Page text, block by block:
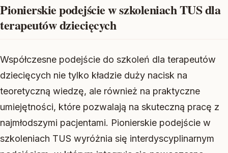
Pionierskie podejście w szkoleniach TUS dla
terapeutów dziecięcych
Współczesne podejście do szkoleń dla terapeutów
dziecięcych nie tylko kładzie duży nacisk na
teoretyczną wiedzę, ale również na praktyczne
umiejętności, które pozwalają na skuteczną pracę z
najmłodszymi pacjentami. Pionierskie podejście w
szkoleniach TUS wyróżnia się interdyscyplinarnym